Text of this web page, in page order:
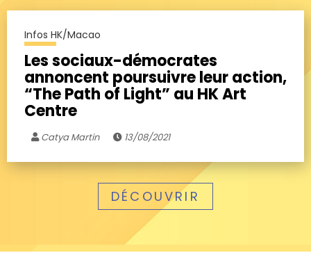
Infos HK/Macao
Les sociaux-démocrates
annoncent poursuivre leur action,
“The Path of Light” au HK Art
Centre
Catya Martin 13/08/2021
DÉCOUVRIR